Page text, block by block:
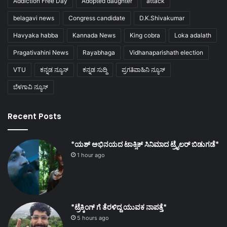
belagavi news Congress candidate D.K.Shivakumar
Havyaka habba Kannada News King cobra Loka adalath
Pragativahini News Rayabhaga Vidhanaparishath election
VTU ಕನ್ನಡ ನ್ಯೂಸ್ ಕನ್ನಡ ಸುದ್ದಿ ಪ್ರಗತಿವಾಹಿನಿ ನ್ಯೂಸ್
ಬೆಳಗಾವಿ ನ್ಯೂಸ್
Recent Posts
*ಯಶ್ ಅಭಿನಯದ ಟಾಕ್ಸಿಕ್ ಸಿನಿಮಾದ ಟ್ರೈಲರ್ ಬಿಡುಗಡೆ*
1 hour ago
*ಟ್ರೆಕ್ಕಿಂಗ್ ಗೆ ತೆರಳಿದ್ದ ಯುವಕ ನಾಪತ್ತೆ*
5 hours ago